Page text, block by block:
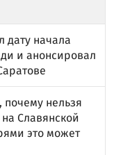
дату начала
и анонсировал
нельзя
Славянской
это может